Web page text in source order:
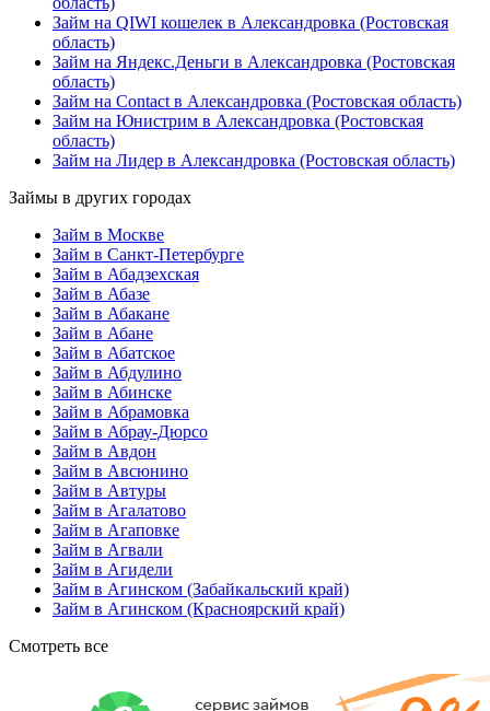
Займ на QIWI кошелек в Александровка (Ростовская
область)
Займ на Яндекс.Деньги в Александровка (Ростовская
область)
Займ на Contact в Александровка (Ростовская область)
Займ на Юнистрим в Александровка (Ростовская
область)
Займ на Лидер в Александровка (Ростовская область)
Займы в других городах
Займ в Москве
Займ в Санкт-Петербурге
Займ в Абадзехская
Займ в Абазе
Займ в Абакане
Займ в Абане
Займ в Абатское
Займ в Абдулино
Займ в Абинске
Займ в Абрамовка
Займ в Абрау-Дюрсо
Займ в Авдон
Займ в Авсюнино
Займ в Автуры
Займ в Агалатово
Займ в Агаповке
Займ в Агвали
Займ в Агидели
Займ в Агинском (Забайкальский край)
Займ в Агинском (Красноярский край)
Смотреть все